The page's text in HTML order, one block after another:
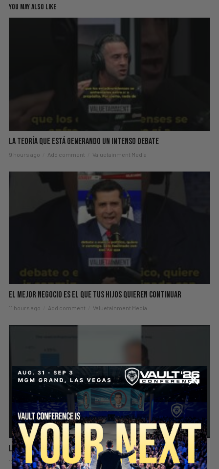
YOU MAY ALSO LIKE
La Teoría Que Está Generando Un Intenso Debate
9 hours ago Add comment Valuetainment Media
El Mejor Negocio Es El Que Tus Hijos Quieren Continuar
11 hours ago Add comment Valuetainment Media
La Razón Detrás del Boom en la Construcción en EE. UU.
13 hours ago Add comment Valuetainment Media